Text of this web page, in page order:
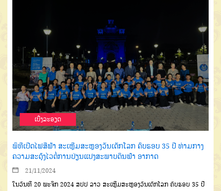
ເບີ່ງລະອຽດ
ພິທີເປີດໄຟສີຟ້າ ສະເຫຼີມສະຫຼອງວັນເດັກໂລກ ຄົບຮອບ 35 ປີ ທ່າມກາງ
ຄວາມສະດຸ້ງໄວຕໍ່ການປ່ຽນແປງສະພາບດິນຟ້າ ອາກາດ
21/11/2024
ໃນວັນທີ 20 ພະຈິກ 2024 ສປປ ລາວ ສະເຫຼີມສະຫຼອງວັນເດັກໂລກ ຄົບຮອບ 35 ປີ